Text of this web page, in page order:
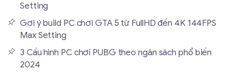
Setting
Gợi ý build PC chơi GTA 5 từ FullHD đến 4K 144FPS
Max Setting
3 Cấu hình PC chơi PUBG theo ngân sách phổ biến
2024